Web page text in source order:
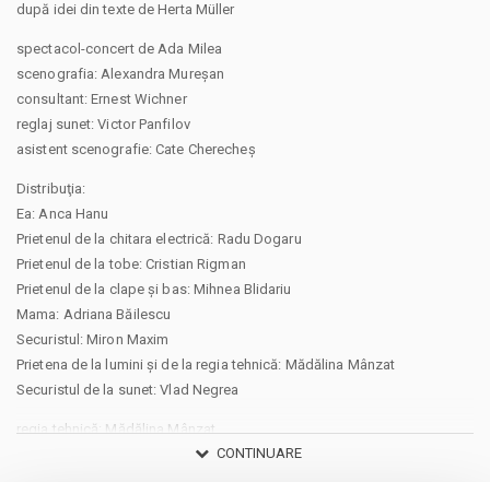
după idei din texte de Herta Müller
spectacol-concert de Ada Milea
scenografia: Alexandra Mureșan
consultant: Ernest Wichner
reglaj sunet: Victor Panfilov
asistent scenografie: Cate Cherecheș
Distribuţia:
Ea: Anca Hanu
Prietenul de la chitara electrică: Radu Dogaru
Prietenul de la tobe: Cristian Rigman
Prietenul de la clape și bas: Mihnea Blidariu
Mama: Adriana Băilescu
Securistul: Miron Maxim
Prietena de la lumini și de la regia tehnică: Mădălina Mânzat
Securistul de la sunet: Vlad Negrea
regia tehnică: Mădălina Mânzat
CONTINUARE